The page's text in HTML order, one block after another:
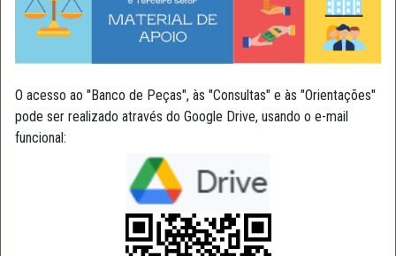
O acesso ao "Banco de Peças", às "Consultas" e às "Orientações"
pode ser realizado através do Google Drive, usando o e-mail
funcional: